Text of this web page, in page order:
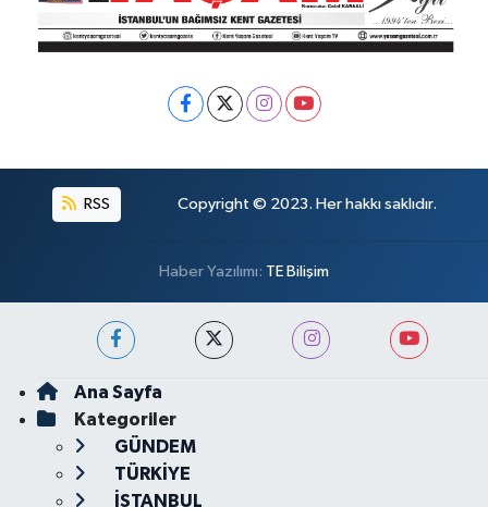
RSS Copyright © 2023. Her hakkı saklıdır.
Haber Yazılımı: TE Bilişim
Ana Sayfa
Kategoriler
GÜNDEM
TÜRKİYE
İSTANBUL